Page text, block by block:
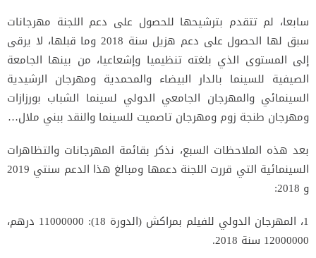
سابعا، لم تتقدم بترشيحها للحصول على دعم اللجنة مهرجانات
سبق لها الحصول على دعم هزيل سنة 2018 وما قبلها، لا يرقى
إلى المستوى الذي بلغته تنظيميا وإشعاعيا، من بينها الجامعة
الصيفية للسينما بالدار البيضاء والمحمدية ومهرجان الرشيدية
السينمائي والمهرجان الجامعي الدولي لسينما الشباب بورزازات
ومهرجان طنجة زوم ومهرجان تاصميت للسينما والنقد ببني ملال…
بعد هذه الملاحظات السبع، نذكر بقائمة المهرجانات والتظاهرات
السينمائية التي قررت اللجنة دعمها ومبالغ هذا الدعم سنتي 2019
و 2018:
1، المهرجان الدولي للفيلم بمراكش (الدورة 18): 11000000 درهم،
12000000 سنة 2018.